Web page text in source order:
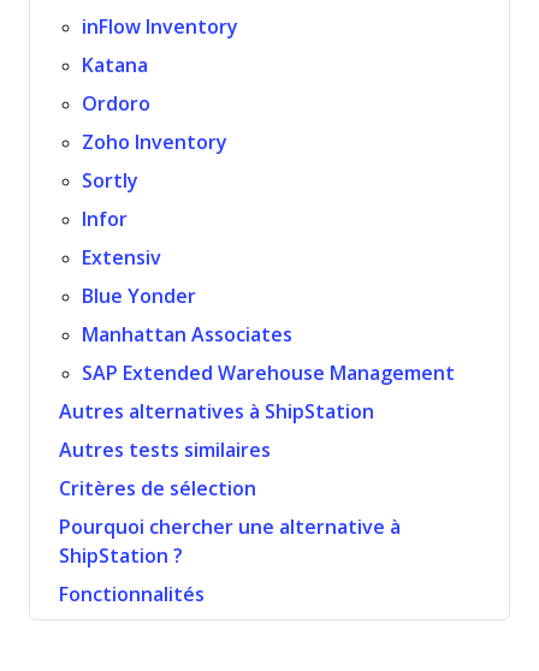
inFlow Inventory
Katana
Ordoro
Zoho Inventory
Sortly
Infor
Extensiv
Blue Yonder
Manhattan Associates
SAP Extended Warehouse Management
Autres alternatives à ShipStation
Autres tests similaires
Critères de sélection
Pourquoi chercher une alternative à
ShipStation ?
Fonctionnalités